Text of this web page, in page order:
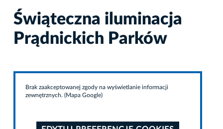
Świąteczna iluminacja
Prądnickich Parków
Brak zaakceptowanej zgody na wyświetlanie informacji
zewnętrznych. (Mapa Google)